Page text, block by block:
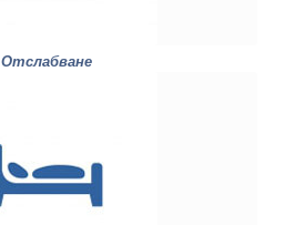
Отслабване